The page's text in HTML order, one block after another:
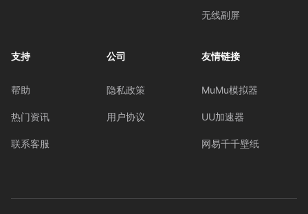
无线副屏
支持
帮助
热门资讯
联系客服
公司
隐私政策
用户协议
友情链接
MuMu模拟器
UU加速器
网易千千壁纸